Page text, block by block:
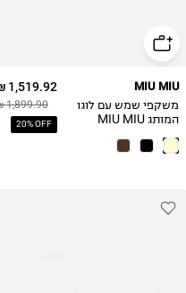
1,519.92 ₪
1,899.90 ₪
20% OFF
MIU MIU
משקפי שמש עם לוגו
המותג MIU MIU